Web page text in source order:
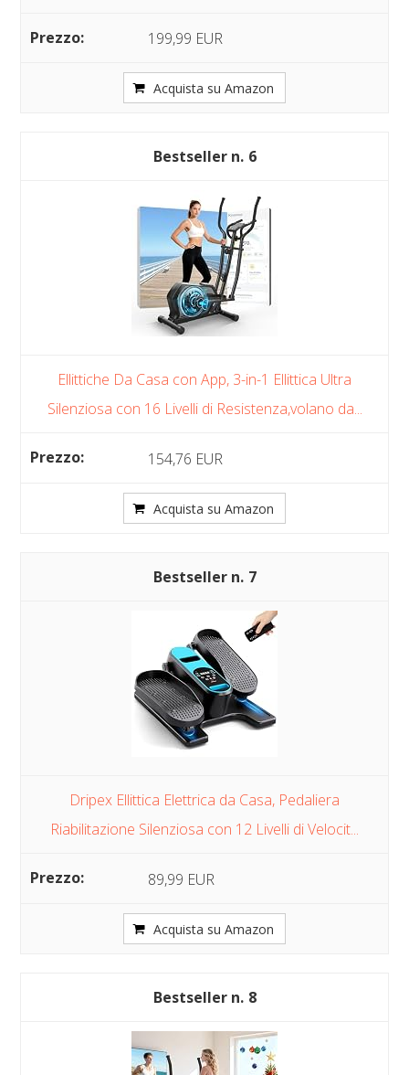
199,99 EUR
Acquista su Amazon
6
Ellittiche Da Casa con App, 3-in-1 Ellittica Ultra
Silenziosa con 16 Livelli di Resistenza,volano da...
154,76 EUR
Acquista su Amazon
7
Dripex Ellittica Elettrica da Casa, Pedaliera
Riabilitazione Silenziosa con 12 Livelli di Velocit...
89,99 EUR
Acquista su Amazon
8